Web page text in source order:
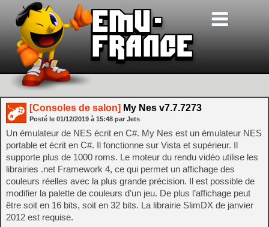
[Consoles de salon] My Nes v7.7.7273
Posté le 01/12/2019 à 15:48 par Jets
Un émulateur de NES écrit en C#. My Nes est un émulateur NES
portable et écrit en C#. Il fonctionne sur Vista et supérieur. Il
supporte plus de 1000 roms. Le moteur du rendu vidéo utilise les
librairies .net Framework 4, ce qui permet un affichage des
couleurs réelles avec la plus grande précision. Il est possible de
modifier la palette de couleurs d’un jeu. De plus l’affichage peut
être soit en 16 bits, soit en 32 bits. La librairie SlimDX de janvier
2012 est requise.